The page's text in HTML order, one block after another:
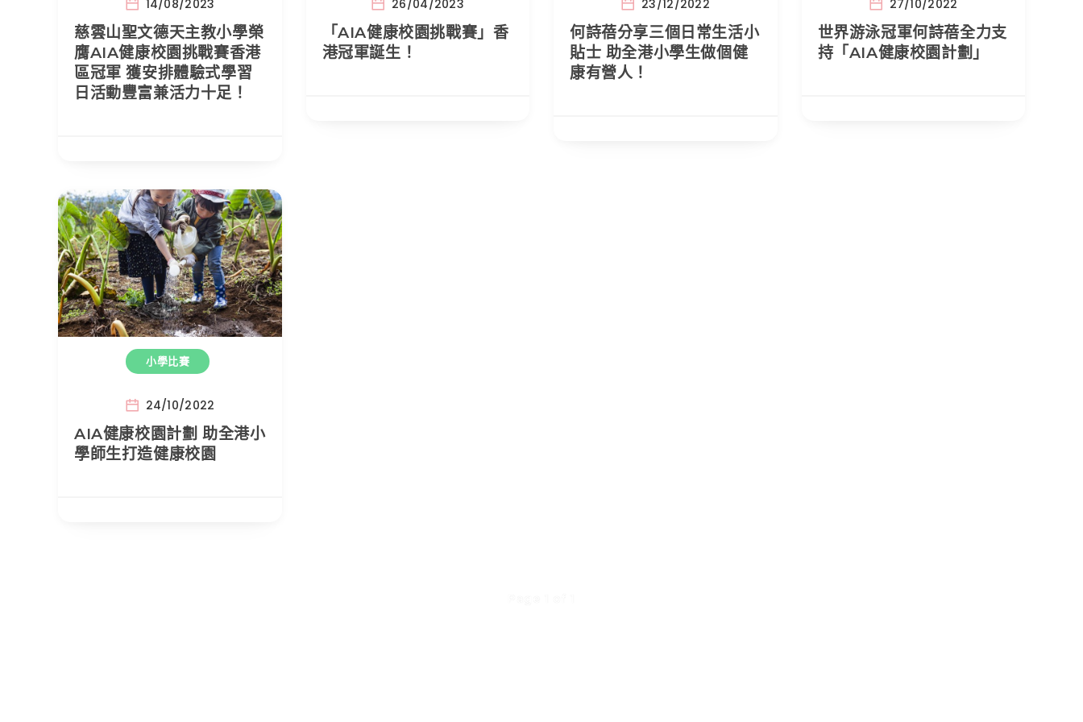
14/08/2023
慈雲山聖文德天主教小學榮
膺AIA健康校園挑戰賽香港
區冠軍 獲安排體驗式學習
日活動豐富兼活力十足！
26/04/2023
「AIA健康校園挑戰賽」香
港冠軍誕生！
23/12/2022
何詩蓓分享三個日常生活小
貼士 助全港小學生做個健
康有營人！
27/10/2022
世界游泳冠軍何詩蓓全力支
持「AIA健康校園計劃」
小學比賽
24/10/2022
AIA健康校園計劃 助全港小
學師生打造健康校園